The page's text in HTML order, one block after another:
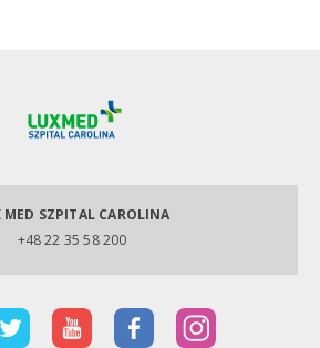
MED SZPITAL CAROLINA
+48 22 35 58 200